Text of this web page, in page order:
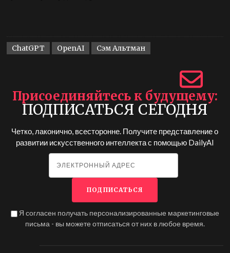
ChatGPT OpenAI Сэм Альтман
Присоединяйтесь к будущему
ПОДПИСАТЬСЯ СЕГОДНЯ
Четко, лаконично, всесторонне. Получите представление о
развитии искусственного интеллекта с помощью DailyAI
Я согласен получать персонализированные маркетинговые
письма - вы можете отписаться от них в любое время.